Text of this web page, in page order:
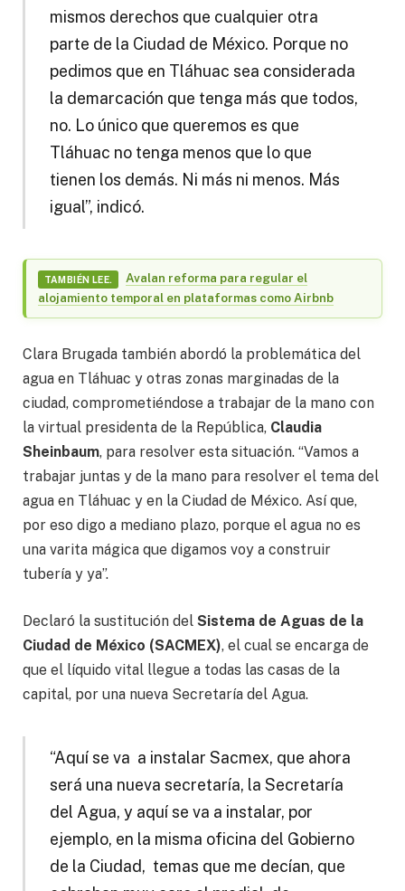
mismos derechos que cualquier otra
parte de la Ciudad de México. Porque no
pedimos que en Tláhuac sea considerada
la demarcación que tenga más que todos,
no. Lo único que queremos es que
Tláhuac no tenga menos que lo que
tienen los demás. Ni más ni menos. Más
igual”, indicó.
TAMBIÉN LEE.
Avalan reforma para regular el
alojamiento temporal en plataformas como Airbnb
Clara Brugada también abordó la problemática del
agua en Tláhuac y otras zonas marginadas de la
ciudad, comprometiéndose a trabajar de la mano con
la virtual presidenta de la República, Claudia
Sheinbaum, para resolver esta situación. “Vamos a
trabajar juntas y de la mano para resolver el tema del
agua en Tláhuac y en la Ciudad de México. Así que,
por eso digo a mediano plazo, porque el agua no es
una varita mágica que digamos voy a construir
tubería y ya”.
Declaró la sustitución del Sistema de Aguas de la
Ciudad de México (SACMEX), el cual se encarga de
que el líquido vital llegue a todas las casas de la
capital, por una nueva Secretaría del Agua.
“Aquí se va a instalar Sacmex, que ahora
será una nueva secretaría, la Secretaría
del Agua, y aquí se va a instalar, por
ejemplo, en la misma oficina del Gobierno
de la Ciudad, temas que me decían, que